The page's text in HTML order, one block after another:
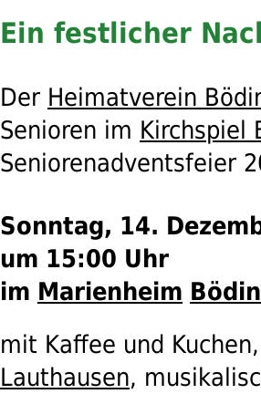
Ein festlicher
Der Heimatverein
Senioren im Kirchspiel
Seniorenadventsfeier
Sonntag, 14.
um 15:00 Uhr
im Marienheim
mit Kaffee und
Lauthausen,